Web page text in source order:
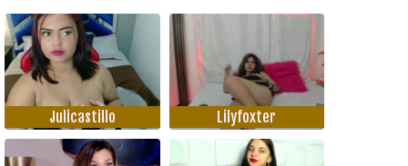
Julicastillo Lilyfoxter